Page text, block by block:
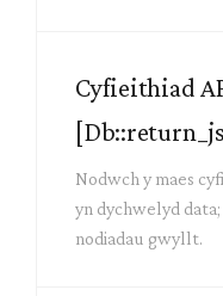
Cyfieithiad
Nodwch y maes
yn dychwelyd
nodiadau gwyllt.